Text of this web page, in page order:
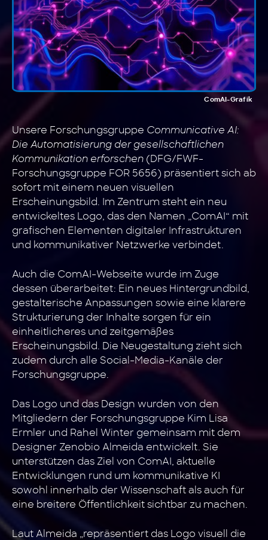
ComAI-Grafik
Unsere Forschungsgruppe Communicative AI:
Die Automatisierung der gesellschaftlichen
Kommunikation erforschen (DFG/FWF-
Forschungsgruppe FOR 5656) präsentiert sich ab
sofort mit einem neuen visuellen
Erscheinungsbild. Im Zentrum steht ein neu
entwickeltes Logo, das den Namen „ComAI“ mit
grafischen Elementen digitaler Infrastrukturen
und kommunikativer Netzwerke verbindet.
Auch die ComAI-Webseite wurde im Zuge
dessen überarbeitet: Ein neues Hintergrundbild,
gestalterische Anpassungen sowie eine klarere
Strukturierung der Inhalte sorgen für ein
einheitlicheres und zeitgemäßes
Erscheinungsbild. Die Neugestaltung zieht sich
zudem durch alle Social-Media-Kanäle der
Forschungsgruppe.
Das Logo und das Design wurden von den
Mitgliedern der Forschungsgruppe Kim Lisa
Ermler und Rahel Winter gemeinsam mit dem
Designer Zenobio Almeida entwickelt. Sie
unterstützen das Ziel von ComAI, aktuelle
Entwicklungen rund um kommunikative KI
sowohl innerhalb der Wissenschaft als auch für
eine breitere Öffentlichkeit sichtbar zu machen.
Laut Almeida „repräsentiert das Logo visuell die